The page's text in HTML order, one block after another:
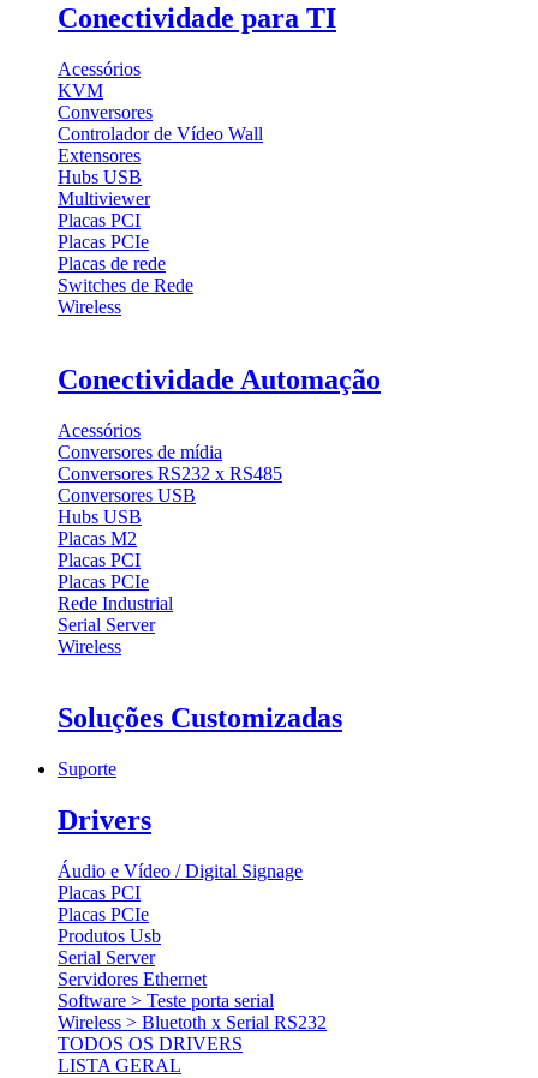
Conectividade para TI
Acessórios
KVM
Conversores
Controlador de Vídeo Wall
Extensores
Hubs USB
Multiviewer
Placas PCI
Placas PCIe
Placas de rede
Switches de Rede
Wireless
Conectividade Automação
Acessórios
Conversores de mídia
Conversores RS232 x RS485
Conversores USB
Hubs USB
Placas M2
Placas PCI
Placas PCIe
Rede Industrial
Serial Server
Wireless
Soluções Customizadas
Suporte
Drivers
Áudio e Vídeo / Digital Signage
Placas PCI
Placas PCIe
Produtos Usb
Serial Server
Servidores Ethernet
Software > Teste porta serial
Wireless > Bluetoth x Serial RS232
TODOS OS DRIVERS
LISTA GERAL